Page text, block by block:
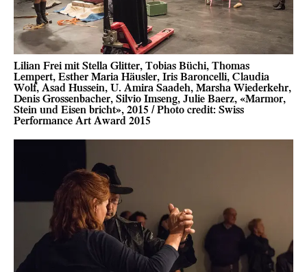
Lilian Frei mit Stella Glitter, Tobias Büchi, Thomas
Lempert, Esther Maria Häusler, Iris Baroncelli, Claudia
Wolf, Asad Hussein, U. Amira Saadeh, Marsha Wiederkehr,
Denis Grossenbacher, Silvio Imseng, Julie Baerz, «Marmor,
Stein und Eisen bricht», 2015 / Photo credit: Swiss
Performance Art Award 2015